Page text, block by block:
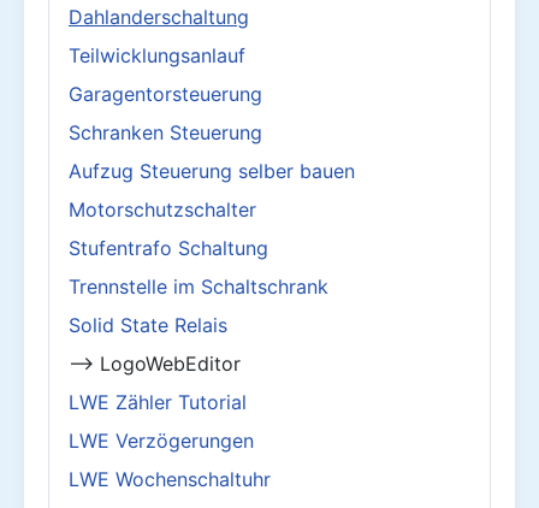
Dahlanderschaltung
Teilwicklungsanlauf
Garagentorsteuerung
Schranken Steuerung
Aufzug Steuerung selber bauen
Motorschutzschalter
Stufentrafo Schaltung
Trennstelle im Schaltschrank
Solid State Relais
--> LogoWebEditor
LWE Zähler Tutorial
LWE Verzögerungen
LWE Wochenschaltuhr